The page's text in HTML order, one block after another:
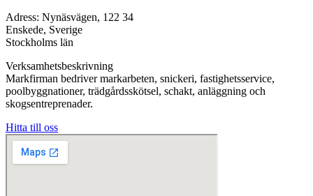
Adress: Nynäsvägen, 122 34
Enskede, Sverige
Stockholms län
Verksamhetsbeskrivning
Markfirman bedriver markarbeten, snickeri, fastighetsservice,
poolbyggnationer, trädgårdsskötsel, schakt, anläggning och
skogsentreprenader.
Hitta till oss